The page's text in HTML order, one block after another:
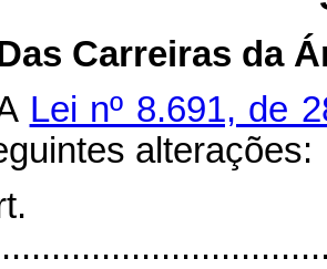
Carreiras da
Lei nº 8.691, de
alterações: